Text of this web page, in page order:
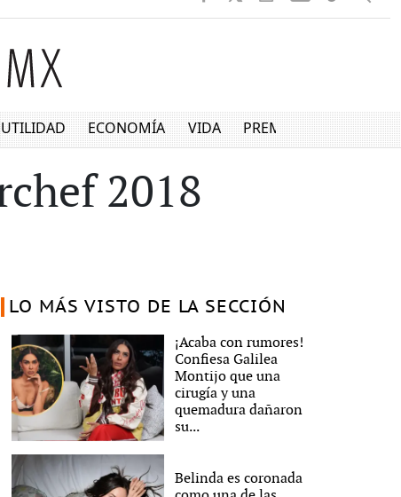
UTILIDAD ECONOMÍA VIDA PREMIUM
2018
LO MÁS VISTO DE LA SECCIÓN
¡Acaba con rumores!
Confiesa Galilea
Montijo que una
cirugía y una
quemadura dañaron
su...
Belinda es coronada